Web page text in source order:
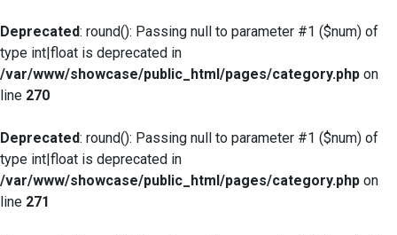
Deprecated: round(): Passing null to parameter #1 ($num) of
type int|float is deprecated in
/var/www/showcase/public_html/pages/category.php on
line 270
Deprecated: round(): Passing null to parameter #1 ($num) of
type int|float is deprecated in
/var/www/showcase/public_html/pages/category.php on
line 271